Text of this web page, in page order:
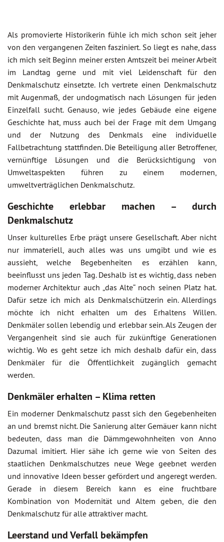
Als promovierte Historikerin fühle ich mich schon seit jeher
von den vergangenen Zeiten fasziniert. So liegt es nahe, dass
ich mich seit Beginn meiner ersten Amtszeit bei meiner Arbeit
im Landtag gerne und mit viel Leidenschaft für den
Denkmalschutz einsetzte. Ich vertrete einen Denkmalschutz
mit Augenmaß, der undogmatisch nach Lösungen für jeden
Einzelfall sucht. Genauso, wie jedes Gebäude eine eigene
Geschichte hat, muss auch bei der Frage mit dem Umgang
und der Nutzung des Denkmals eine individuelle
Fallbetrachtung stattfinden. Die Beteiligung aller Betroffener,
vernünftige Lösungen und die Berücksichtigung von
Umweltaspekten führen zu einem modernen,
umweltverträglichen Denkmalschutz.
Geschichte erlebbar machen – durch
Denkmalschutz
Unser kulturelles Erbe prägt unsere Gesellschaft. Aber nicht
nur immateriell, auch alles was uns umgibt und wie es
aussieht, welche Begebenheiten es erzählen kann,
beeinflusst uns jeden Tag. Deshalb ist es wichtig, dass neben
moderner Architektur auch „das Alte“ noch seinen Platz hat.
Dafür setze ich mich als Denkmalschützerin ein. Allerdings
möchte ich nicht erhalten um des Erhaltens Willen.
Denkmäler sollen lebendig und erlebbar sein. Als Zeugen der
Vergangenheit sind sie auch für zukünftige Generationen
wichtig. Wo es geht setze ich mich deshalb dafür ein, dass
Denkmäler für die Öffentlichkeit zugänglich gemacht
werden.
Denkmäler erhalten – Klima retten
Ein moderner Denkmalschutz passt sich den Gegebenheiten
an und bremst nicht. Die Sanierung alter Gemäuer kann nicht
bedeuten, dass man die Dämmgewohnheiten von Anno
Dazumal imitiert. Hier sähe ich gerne wie von Seiten des
staatlichen Denkmalschutzes neue Wege geebnet werden
und innovative Ideen besser gefördert und angeregt werden.
Gerade in diesem Bereich kann es eine fruchtbare
Kombination von Modernität und Altem geben, die den
Denkmalschutz für alle attraktiver macht.
Leerstand und Verfall bekämpfen